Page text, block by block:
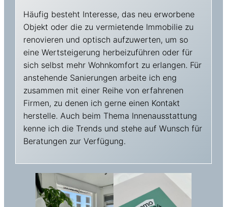
Häufig besteht Interesse, das neu erworbene
Objekt oder die zu vermietende Immobilie zu
renovieren und optisch aufzuwerten, um so
eine Wertsteigerung herbeizuführen oder für
sich selbst mehr Wohnkomfort zu erlangen. Für
anstehende Sanierungen arbeite ich eng
zusammen mit einer Reihe von erfahrenen
Firmen, zu denen ich gerne einen Kontakt
herstelle. Auch beim Thema Innenausstattung
kenne ich die Trends und stehe auf Wunsch für
Beratungen zur Verfügung.